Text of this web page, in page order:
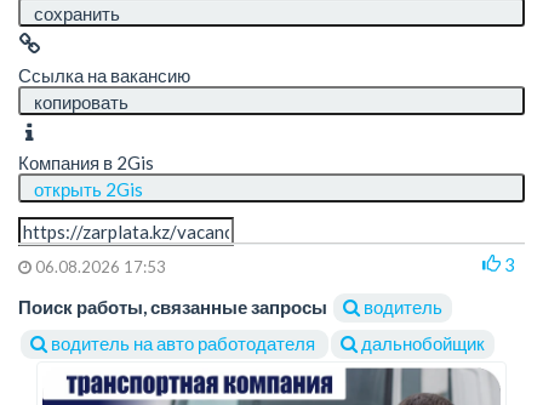
сохранить
Ссылка на вакансию
копировать
Компания в 2Gis
открыть 2Gis
06.08.2026 17:53
3
Поиск работы, связанные запросы
водитель
водитель на авто работодателя
дальнобойщик